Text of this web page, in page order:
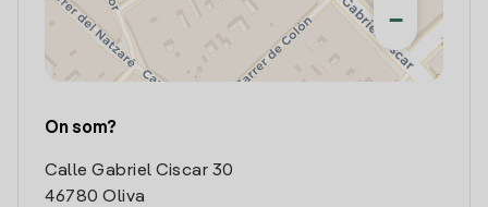
−
On som?
Calle Gabriel Ciscar 30
46780 Oliva